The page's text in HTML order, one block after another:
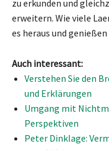
zu erkunden und
erweitern. Wie viele
es heraus und
Auch interessant:
Verstehen Sie den
und Erklärungen
Umgang mit
Perspektiven
Peter Dinklage: